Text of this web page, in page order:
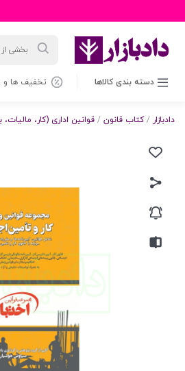
محصولات
دسته بندی کالاها تخفیف ها و
دادبازار /کتاب قانون / قوانین اداری (کار،